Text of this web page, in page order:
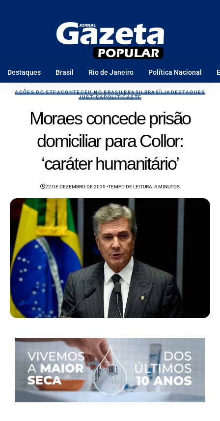
Destaques Brasil Rio de Janeiro Política Nacional
AÇÕES DO STFACONTECEU NO BRASILBRASILBRASÍLIADESTAQUES
JUSTIÇAPOLÍTICASTF
Moraes concede prisão
domiciliar para Collor:
‘caráter humanitário’
22 DE DEZEMBRO DE 2025 TEMPO DE LEITURA: 4 MINUTOS